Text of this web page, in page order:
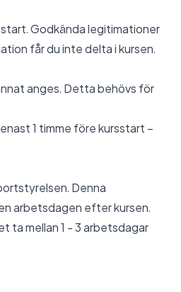
Godkända legitimationer
får du inte delta i kursen.
anges. Detta behövs för
1 timme före kursstart –
Denna
arbetsdagen efter kursen.
ta mellan 1 - 3 arbetsdagar